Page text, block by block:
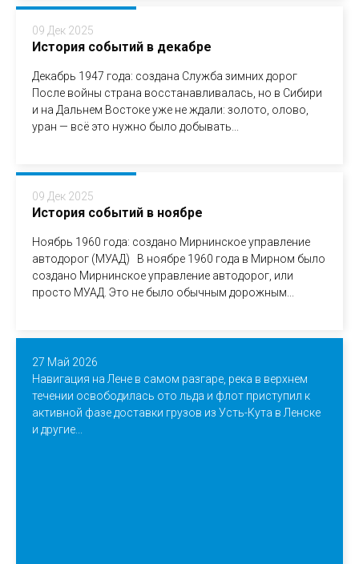
09 Дек 2025
История событий в декабре
Декабрь 1947 года: создана Служба зимних дорог
После войны страна восстанавливалась, но в Сибири
и на Дальнем Востоке уже не ждали: золото, олово,
уран — всё это нужно было добывать...
09 Дек 2025
История событий в ноябре
Ноябрь 1960 года: создано Мирнинское управление
автодорог (МУАД) В ноябре 1960 года в Мирном было
создано Мирнинское управление автодорог, или
просто МУАД. Это не было обычным дорожным...
27 Май 2026
Навигация на Лене в самом разгаре, река в верхнем
течении освободилась ото льда и флот приступил к
активной фазе доставки грузов из Усть-Кута в Ленске
и другие...